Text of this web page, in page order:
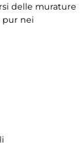
delle murature
pur nei